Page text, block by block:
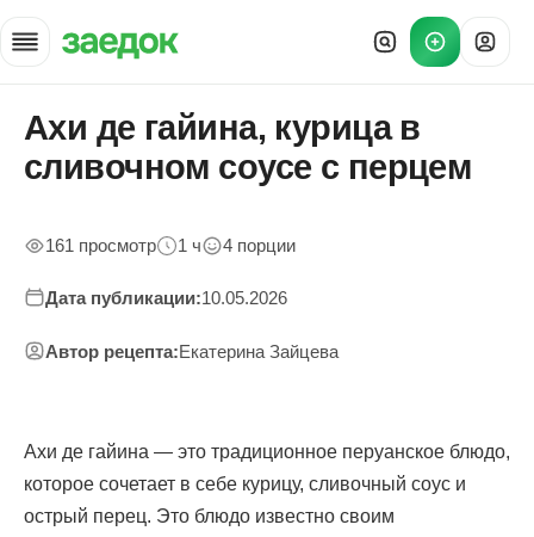
Главная
»
Рецепты
Ахи де гайина, курица в
сливочном соусе с перцем
161 просмотр 1 ч 4 порции
Дата публикации:10.05.2026
Автор рецепта:Екатерина Зайцева
Ахи де гайина — это традиционное перуанское блюдо,
которое сочетает в себе курицу, сливочный соус и
острый перец. Это блюдо известно своим